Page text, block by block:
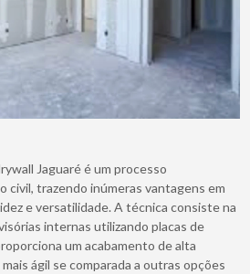
Jaguaré é um processo
civil, trazendo inúmeras vantagens em
e versatilidade. A técnica consiste na
internas utilizando placas de
um acabamento de alta
ágil se comparada a outras opções